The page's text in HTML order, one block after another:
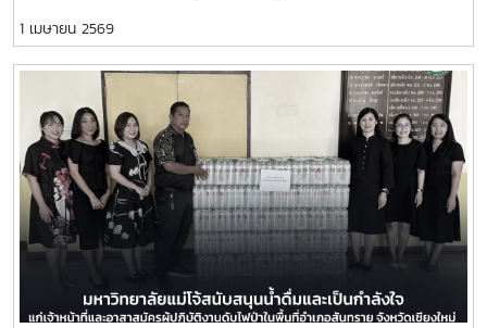
มีนาคม 2569
1 เมษายน 2569